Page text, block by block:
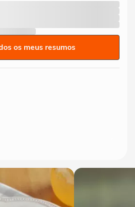
os meus resumos